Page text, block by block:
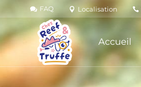
FAQ Localisation
Accueil